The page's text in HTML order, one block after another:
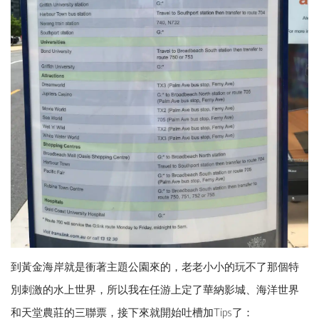
到黃金海岸就是衝著主題公園來的，老老小小的玩不了那個特
別刺激的水上世界，所以我在任游上定了華納影城、海洋世界
和天堂農莊的三聯票，接下來就開始吐槽加Tips了：